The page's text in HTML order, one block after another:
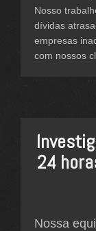
Nosso
dívidas
empresas
com nossos
24
Nossa